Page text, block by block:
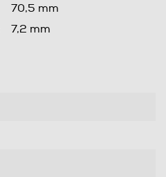
70,5 mm
7,2 mm